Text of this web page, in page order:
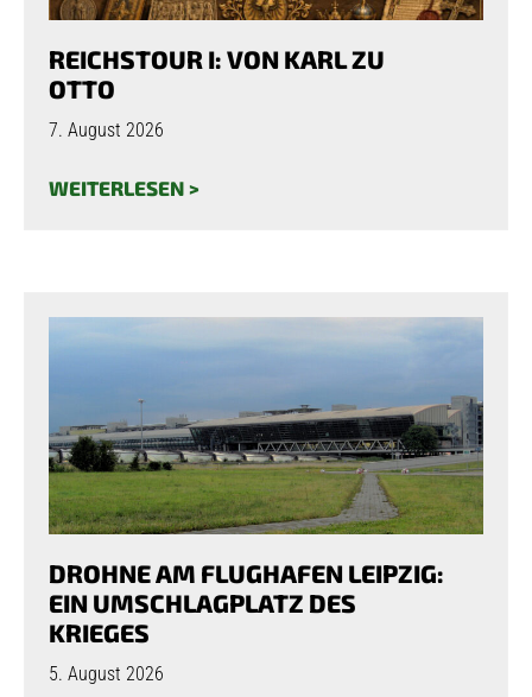
REICHSTOUR I: VON KARL ZU
OTTO
7. August 2026
WEITERLESEN >
DROHNE AM FLUGHAFEN LEIPZIG:
EIN UMSCHLAGPLATZ DES
KRIEGES
5. August 2026